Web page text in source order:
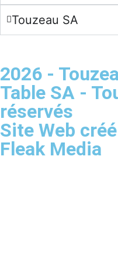
Touzeau SA
2026 -
Table SA -
réservés
Site Web
Fleak Media